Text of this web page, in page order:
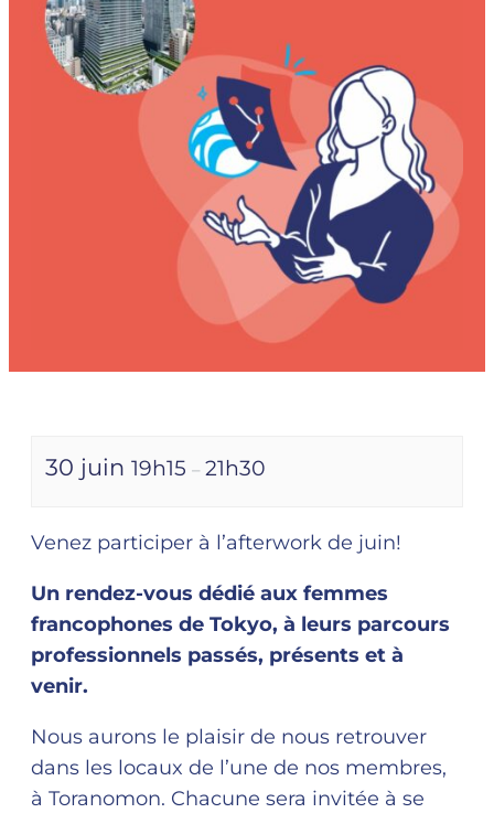
30 juin 19h15 – 21h30
Venez participer à l’afterwork de juin!
Un rendez-vous dédié aux femmes
francophones de Tokyo, à leurs parcours
professionnels passés, présents et à
venir.
Nous aurons le plaisir de nous retrouver
dans les locaux de l’une de nos membres,
à Toranomon. Chacune sera invitée à se